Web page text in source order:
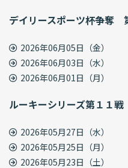
デイリースポーツ杯争奪
2026年06月05日（金）
2026年06月03日（水）
2026年06月01日（月）
ルーキーシリーズ第１１
2026年05月27日（水）
2026年05月25日（月）
2026年05月23日（土）